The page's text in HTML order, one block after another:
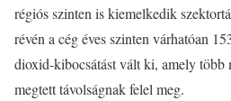
régiós szinten is kiemelkedik
révén a cég éves szinten várhatóan
dioxid-kibocsátást vált ki, amely
megtett távolságnak felel meg.